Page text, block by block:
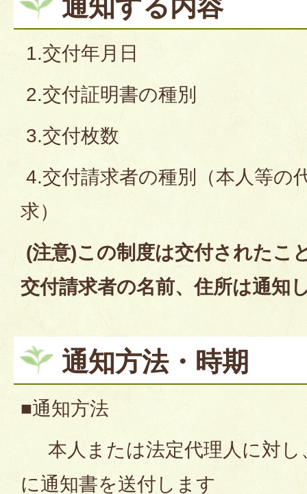
通知する内容
1.交付年月日
2.交付証明書の種別
3.交付枚数
4.交付請求者の種別（本人等の
求）
(注意)この制度は交付されたこ
交付請求者の名前、住所は通知
通知方法・時期
■通知方法
本人または法定代理人に対し
に通知書を送付します